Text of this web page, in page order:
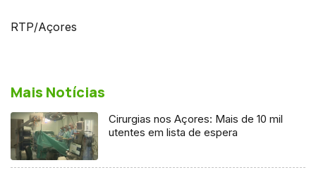
RTP/Açores
Mais Notícias
Cirurgias nos Açores: Mais de 10 mil
utentes em lista de espera